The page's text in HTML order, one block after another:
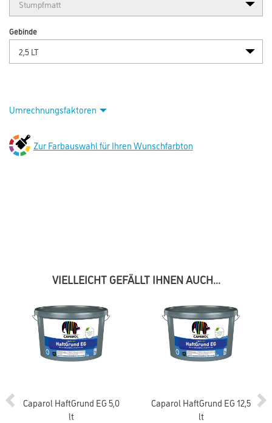
Gebinde
Umrechnungsfaktoren
Zur Farbauswahl für Ihren Wunschfarbton
VIELLEICHT GEFÄLLT IHNEN AUCH...
Caparol HaftGrund EG 5,0
lt
Caparol HaftGrund EG 12,5
lt